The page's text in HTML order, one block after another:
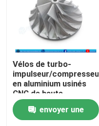
Maison
Services
Vélos de turbo-
impulseur/compresseur
en aluminium usinés
CNC de haute
précision
envoyer une